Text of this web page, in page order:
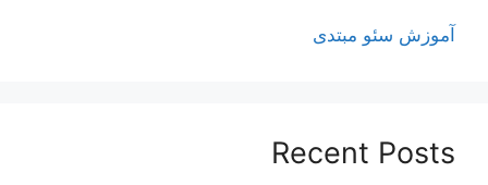
آموزش سئو مبتدی
Recent Posts